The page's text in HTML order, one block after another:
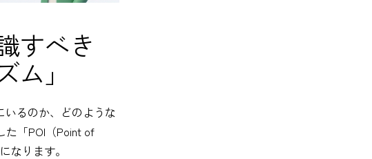
すべき
ム」
るのか、どのような
た「POI（Point of
なります。